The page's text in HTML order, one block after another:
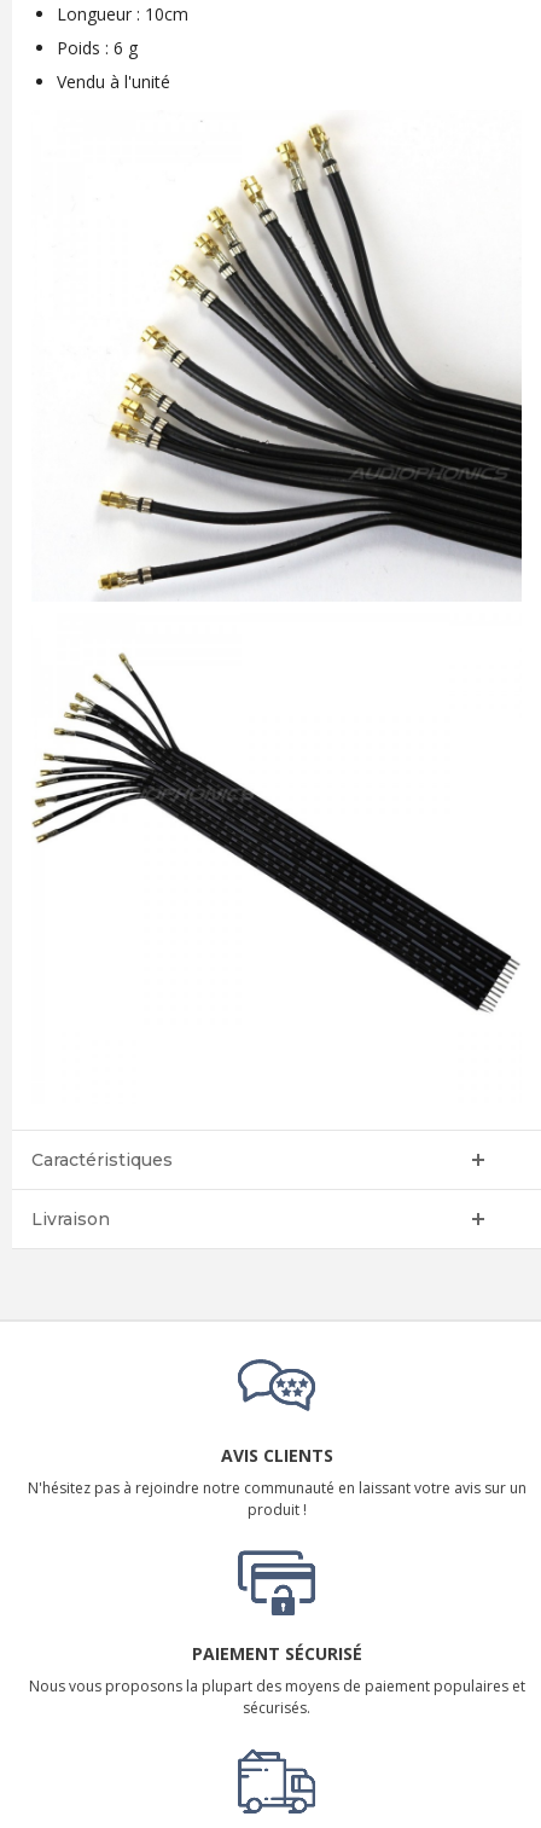
Longueur : 10cm
Poids : 6 g
Vendu à l'unité
Caractéristiques
Livraison
AVIS CLIENTS
N'hésitez pas à rejoindre notre communauté en laissant votre avis sur un
produit !
PAIEMENT SÉCURISÉ
Nous vous proposons la plupart des moyens de paiement populaires et
sécurisés.